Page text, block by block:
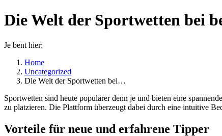
Die Welt der Sportwetten bei
Je bent hier:
Home
Uncategorized
Die Welt der Sportwetten bei…
Sportwetten sind heute populärer denn je und bieten eine
zu platzieren. Die Plattform überzeugt dabei durch eine intuitive
Vorteile für neue und erfahrene Tipper